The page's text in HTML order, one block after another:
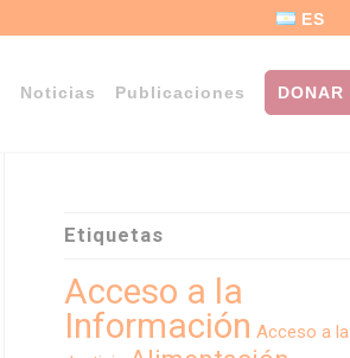
ES
Noticias Publicaciones DONAR
Etiquetas
Acceso a la
Información Acceso a la